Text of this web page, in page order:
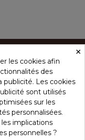
×
les cookies afin
des
publicité. Les cookies
sont utilisés
sur les
personnalisées.
implications
personnelles ?